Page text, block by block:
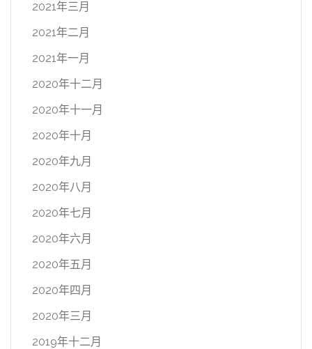
2021年三月
2021年二月
2021年一月
2020年十二月
2020年十一月
2020年十月
2020年九月
2020年八月
2020年七月
2020年六月
2020年五月
2020年四月
2020年三月
2019年十二月